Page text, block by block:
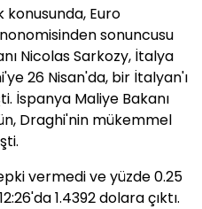
Euro
sonuncusu
Nicolas Sarkozy, İtalya
26 Nisan'da, bir İtalyan'ı
İspanya Maliye Bakanı
Draghi'nin mükemmel
vermedi ve yüzde 0.25
1.4392 dolara çıktı.